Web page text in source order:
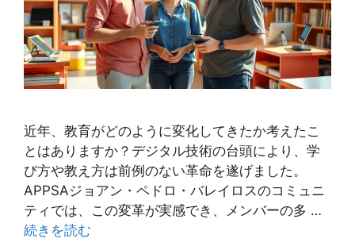
近年、教育がどのように変化してきたか考えたこ
とはありますか？デジタル技術の台頭により、学
び方や教え方は前例のない革命を遂げました。
APPSAジョアン・ペドロ・バレイロスのコミュニ
ティでは、この変革が実感でき、メンバーの多 …
続きを読む